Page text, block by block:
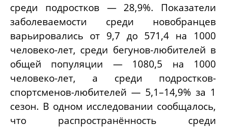
среди подростков — 28,9%. Показатели
заболеваемости среди новобранцев
варьировались от 9,7 до 571,4 на 1000
человеко-лет, среди бегунов-любителей в
общей популяции — 1080,5 на 1000
человеко-лет, а среди подростков-
спортсменов-любителей — 5,1–14,9% за 1
сезон. В одном исследовании сообщалось,
что распространённость среди